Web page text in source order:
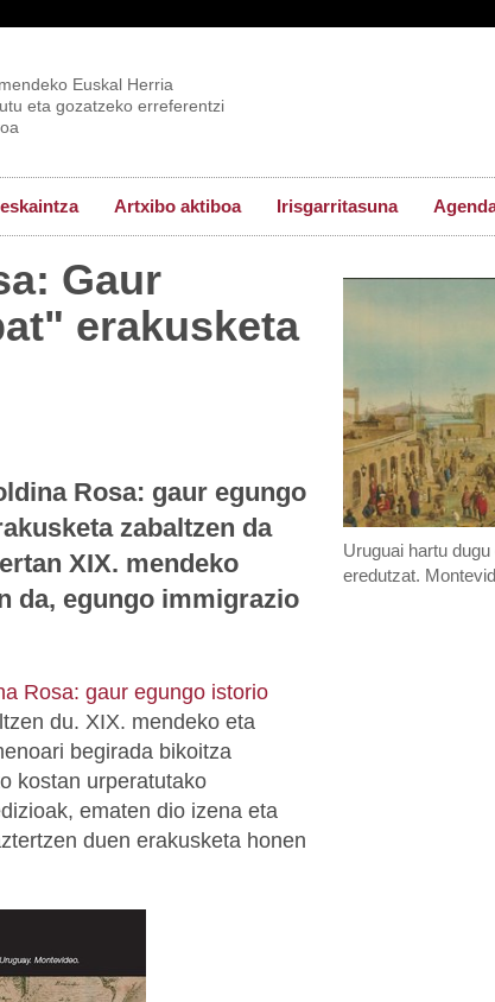
Euskal Herria
eta gozatzeko erreferentzi
Artxibo aktiboa Irisgarritasuna
Gaur
erakusketa
Rosa: gaur egungo
zabaltzen da
XIX. mendeko
da, egungo immigrazio
Rosa: gaur egungo istorio
du. XIX. mendeko eta
begirada bikoitza
kostan urperatutako
ematen dio izena eta
duen erakusketa honen
Uruguai hartu
eredutzat.